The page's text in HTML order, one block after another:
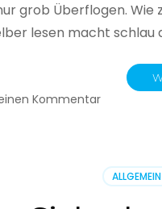
grob Überflogen.
lesen macht schlau
Kommentarzu
heute
seinen
ALLGEMEIN